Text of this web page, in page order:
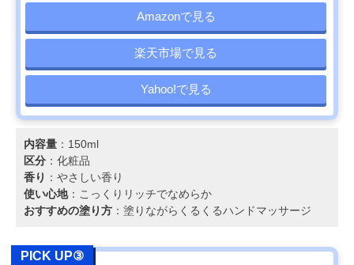
Amazonで見る
楽天市場で見る
Yahoo!で見る
内容量 ：150ml
区分 ：化粧品
香り ：やさしい香り
使い心地：こっくりリッチでなめらか
おすすめの塗り方 ：塗りながらくるくるハンドマッサージ
PICK UP③